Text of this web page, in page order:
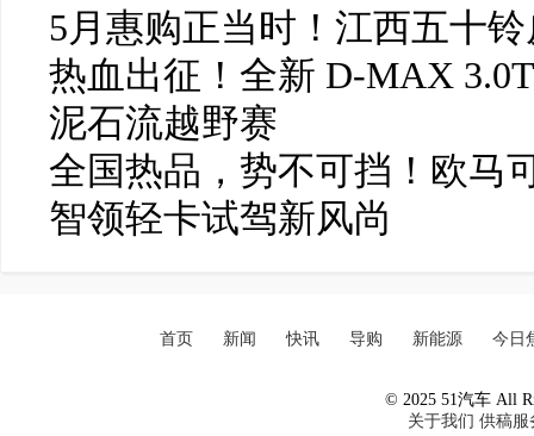
5月惠购正当时！江西五十
热血出征！全新 D-MAX
泥石流越野赛
全国热品，势不可挡！欧马
智领轻卡试驾新风尚
首页 新闻 快讯 导购 新能源 今日
© 2025 51汽车 All
关于我们 供稿服